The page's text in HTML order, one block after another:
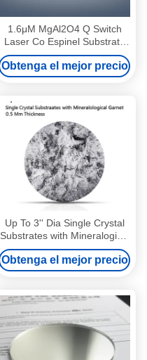
1.6μM MgAl2O4 Q Switch
Laser Co Espinel Substrato
de cristal único
Obtenga el mejor precio
Up To 3'' Dia Single Crystal
Substrates with Mineralogical
Garnet 0.5 Mm Thickness
Obtenga el mejor precio